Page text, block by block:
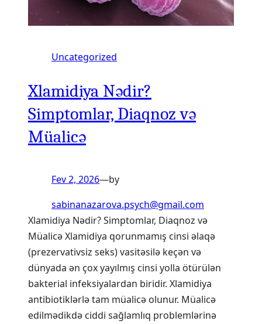
Uncategorized
Xlamidiya Nədir?
Simptomlar, Diaqnoz və
Müalicə
Fev 2, 2026—by
sabinanazarova.psych@gmail.com
Xlamidiya Nədir? Simptomlar, Diaqnoz və
Müalicə Xlamidiya qorunmamış cinsi əlaqə
(prezervativsiz seks) vasitəsilə keçən və
dünyada ən çox yayılmış cinsi yolla ötürülən
bakterial infeksiyalardan biridir. Xlamidiya
antibiotiklərlə tam müalicə olunur. Müalicə
edilmədikdə ciddi sağlamlıq problemlərinə